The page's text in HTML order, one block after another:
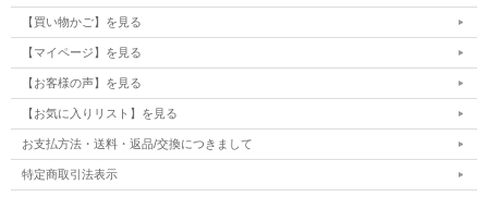
【買い物かご】を見る
【マイページ】を見る
【お客様の声】を見る
【お気に入りリスト】を見る
お支払方法・送料・返品/交換につきまして
特定商取引法表示